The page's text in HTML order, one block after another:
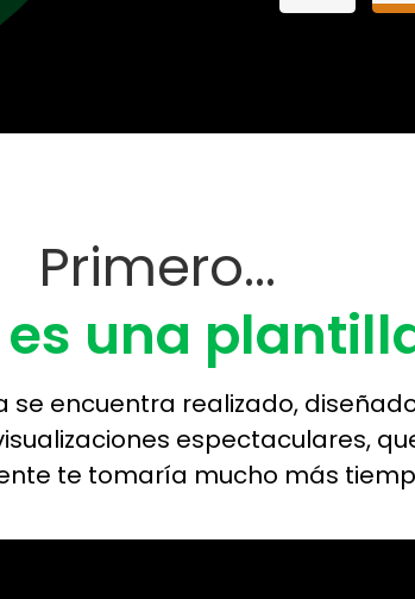
Primero...
es una
se encuentra realizado,
espectaculares,
te tomaría mucho más